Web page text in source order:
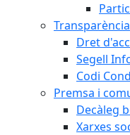
Transparència
Dret
Segell
Codi
Premsa i
Decàleg
Xarxes